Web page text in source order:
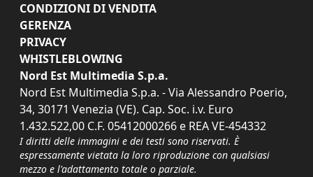
CONDIZIONI DI VENDITA
GERENZA
PRIVACY
WHISTLEBLOWING
Nord Est Multimedia S.p.a.
Nord Est Multimedia S.p.a. - Via Alessandro Poerio,
34, 30171 Venezia (VE). Cap. Soc. i.v. Euro
1.432.522,00 C.F. 05412000266 e REA VE-454332
I diritti delle immagini e dei testi sono riservati. È
espressamente vietata la loro riproduzione con qualsiasi
mezzo e l'adattamento totale o parziale.